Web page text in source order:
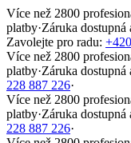
Více než 2800
platby·Záruka dostupná
Zavolejte pro radu:
Více než 2800
platby·Záruka dostupná
228 887 226·
Více než 2800
platby·Záruka dostupná
228 887 226·